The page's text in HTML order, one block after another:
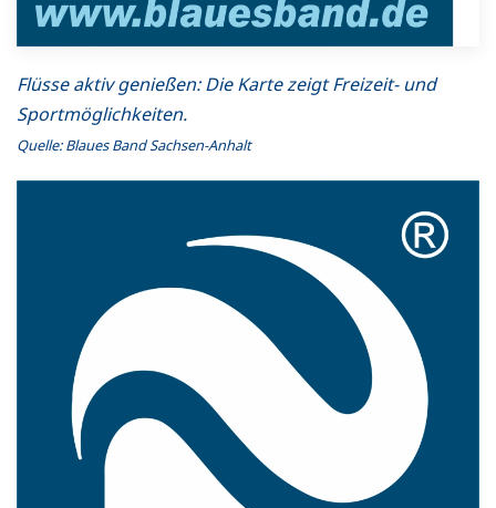
Flüsse aktiv genießen: Die Karte zeigt Freizeit- und
Sportmöglichkeiten.
Quelle: Blaues Band Sachsen-Anhalt